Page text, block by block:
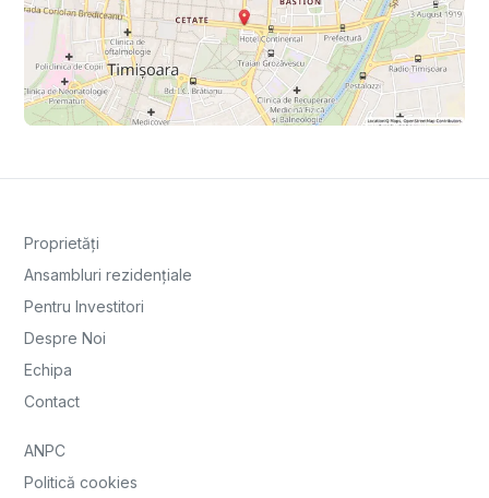
Proprietăți
Ansambluri rezidențiale
Pentru Investitori
Despre Noi
Echipa
Contact
ANPC
Politică cookies